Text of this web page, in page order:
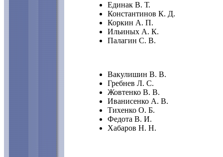
Единак В. Т.
Константинов К. Д.
Коркин А. П.
Ильиных А. К.
Палагин С. В.
Вакулишин В. В.
Гребнев Л. С.
Жовтенко В. В.
Иванисенко А. В.
Тихенко О. Б.
Федота В. И.
Хабаров Н. Н.